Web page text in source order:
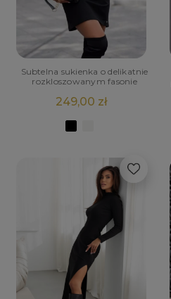
Subtelna sukienka o delikatnie
rozkloszowanym fasonie
249,00 zł